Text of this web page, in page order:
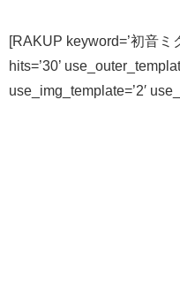
[RAKUP keyword=’初音ミ
hits=’30’
use_img_template=’2′